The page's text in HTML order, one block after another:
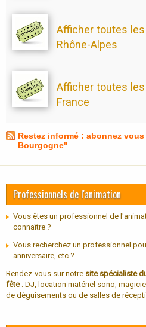
Afficher toutes les
Rhône-Alpes
Afficher toutes les
France
Restez informé : abonnez
Bourgogne"
Professionnels de l'animation
Vous êtes un professionnel de
connaître ?
Vous recherchez un professionnel
anniversaire, etc ?
Rendez-vous sur notre site spécialiste
fête: DJ, location matériel sono,
de déguisements ou de salles de